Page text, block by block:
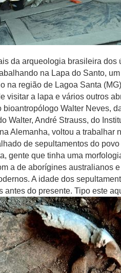
da arqueologia brasileira dos
na Lapa do Santo,
na região de Lagoa Santa
visitar a lapa e vários outros
Walter Neves,
Walter, André Strauss, do
Alemanha, voltou a trabalhar
de sepultamentos do
gente que tinha uma
a de aborígines australianos
A idade dos
antes do presente. Tipo este